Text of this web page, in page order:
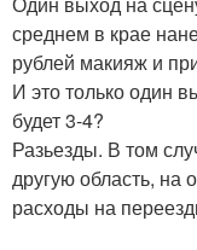
среднем в крае
рублей макияж и
И это только один
будет 3-4?
Разьезды. В том
другую область, на
расходы на